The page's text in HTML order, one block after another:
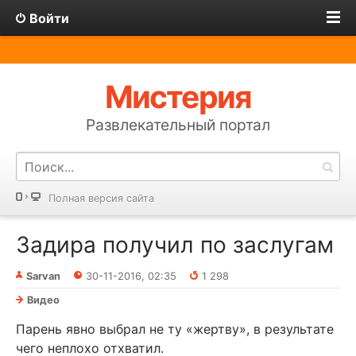
Войти
Мистерия
Развлекательный портал
Полная версия сайта
Задира получил по заслугам
Sarvan 30-11-2016, 02:35
1 298
Видео
Парень явно выбрал не ту «жертву», в результате
чего неплохо отхватил.